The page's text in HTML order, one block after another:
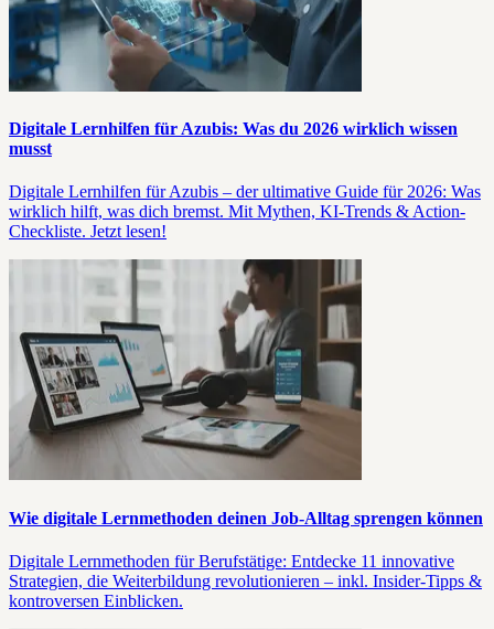
Digitale Lernhilfen für Azubis: Was du 2026 wirklich wissen
musst
Digitale Lernhilfen für Azubis – der ultimative Guide für 2026: Was
wirklich hilft, was dich bremst. Mit Mythen, KI-Trends & Action-
Checkliste. Jetzt lesen!
Wie digitale Lernmethoden deinen Job-Alltag sprengen können
Digitale Lernmethoden für Berufstätige: Entdecke 11 innovative
Strategien, die Weiterbildung revolutionieren – inkl. Insider-Tipps &
kontroversen Einblicken.